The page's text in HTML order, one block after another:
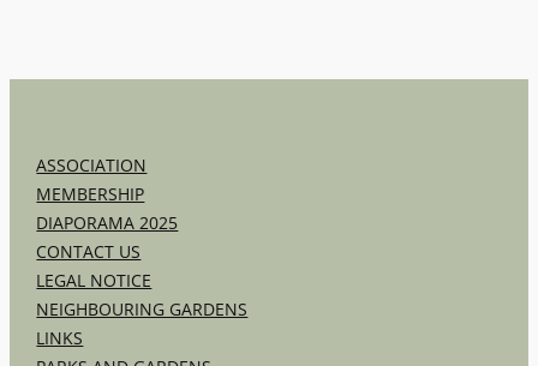
ASSOCIATION
MEMBERSHIP
DIAPORAMA 2025
CONTACT US
LEGAL NOTICE
NEIGHBOURING GARDENS
LINKS